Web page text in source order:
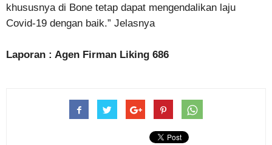
khususnya di Bone tetap dapat mengendalikan laju
Covid-19 dengan baik.” Jelasnya
Laporan : Agen Firman Liking 686